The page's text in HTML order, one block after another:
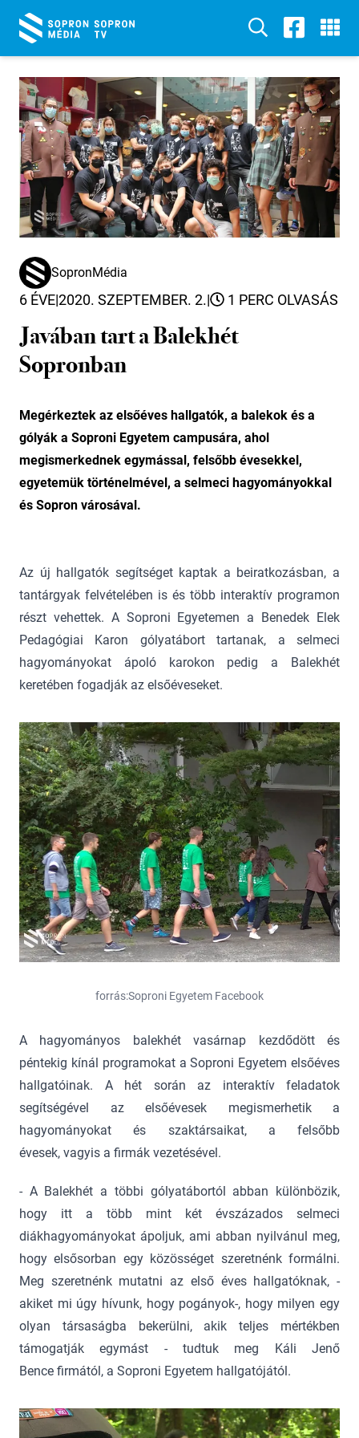
SopronMédia
6 ÉVE|2020. SZEPTEMBER. 2.| 1 PERC OLVASÁS
Javában tart a Balekhét
Sopronban
Megérkeztek az elsőéves hallgatók, a balekok és a
gólyák a Soproni Egyetem campusára, ahol
megismerkednek egymással, felsőbb évesekkel,
egyetemük történelmével, a selmeci hagyományokkal
és Sopron városával.
Az új hallgatók segítséget kaptak a beiratkozásban, a
tantárgyak felvételében is és több interaktív programon
részt vehettek. A Soproni Egyetemen a Benedek Elek
Pedagógiai Karon gólyatábort tartanak, a selmeci
hagyományokat ápoló karokon pedig a Balekhét
keretében fogadják az elsőéveseket.
forrás:Soproni Egyetem Facebook
A hagyományos balekhét vasárnap kezdődött és
péntekig kínál programokat a Soproni Egyetem elsőéves
hallgatóinak. A hét során az interaktív feladatok
segítségével az elsőévesek megismerhetik a
hagyományokat és szaktársaikat, a felsőbb
évesek, vagyis a firmák vezetésével.
- A Balekhét a többi gólyatábortól abban különbözik,
hogy itt a több mint két évszázados selmeci
diákhagyományokat ápoljuk, ami abban nyilvánul meg,
hogy elsősorban egy közösséget szeretnénk formálni.
Meg szeretnénk mutatni az első éves hallgatóknak, -
akiket mi úgy hívunk, hogy pogányok-, hogy milyen egy
olyan társaságba bekerülni, akik teljes mértékben
támogatják egymást - tudtuk meg Káli Jenő
Bence firmától, a Soproni Egyetem hallgatójától.